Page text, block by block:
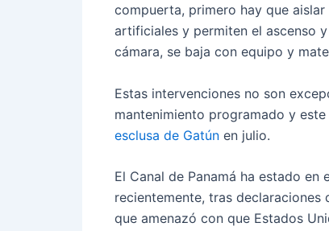
compuerta, primero hay que
artificiales y permiten el ascenso
cámara, se baja con equipo y
Estas intervenciones no son
mantenimiento programado y
esclusa de Gatún en julio.
El Canal de Panamá ha estado
recientemente, tras declaraciones
que amenazó con que Estados